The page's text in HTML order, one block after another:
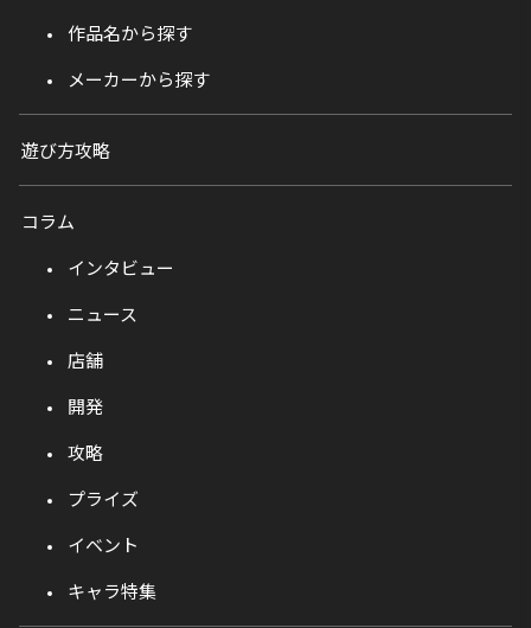
作品名から探す
メーカーから探す
遊び方攻略
コラム
インタビュー
ニュース
店舗
開発
攻略
プライズ
イベント
キャラ特集